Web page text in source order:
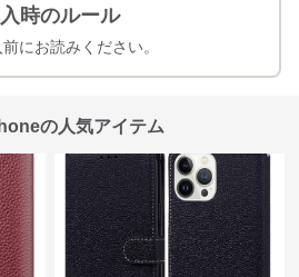
時のルール
にお読みください。
の人気アイテム